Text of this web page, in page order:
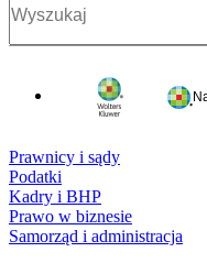
Prawnicy i sądy
Podatki
Kadry i BHP
Prawo w biznesie
Samorząd i administracja